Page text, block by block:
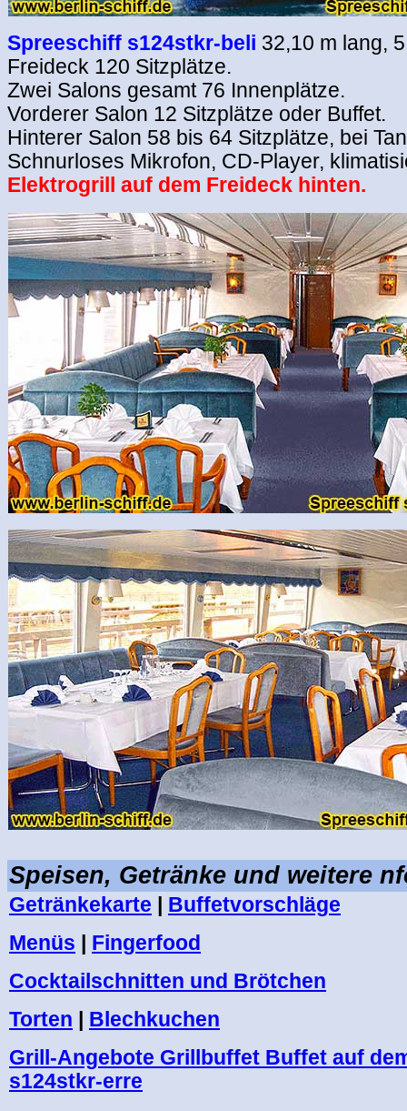
Spreeschiff s124stkr-beli 32,10 m lang,
Freideck 120 Sitzplätze.
Zwei Salons gesamt 76 Innenplätze.
Vorderer Salon 12 Sitzplätze oder Buffet.
Hinterer Salon 58 bis 64 Sitzplätze, bei
Schnurloses Mikrofon, CD-Player,
Elektrogrill
auf dem Freideck hinten.
Speisen, Getränke und weitere
Getränkekarte
Buffetvorschläge
Menüs
Fingerfood
Cocktailschnitten und Brötchen
Torten
Blechkuchen
Grill-Angebote Grillbuffet Buffet auf
s124stkr-erre